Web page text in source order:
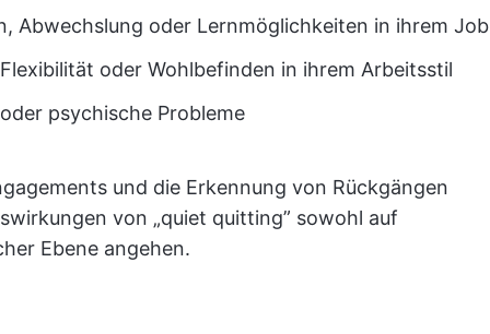
Abwechslung oder Lernmöglichkeiten in ihrem Job
oder Wohlbefinden in ihrem Arbeitsstil
psychische Probleme
und die Erkennung von Rückgängen
von „quiet quitting” sowohl auf
Ebene angehen.